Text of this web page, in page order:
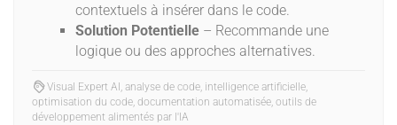
contextuels à insérer dans le code.
Solution Potentielle – Recommande une
logique ou des approches alternatives.
Visual Expert AI, analyse de code, intelligence artificielle,
optimisation du code, documentation automatisée, outils de
développement alimentés par l'IA